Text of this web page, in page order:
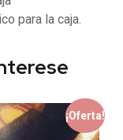
para la caja.
¡Oferta!